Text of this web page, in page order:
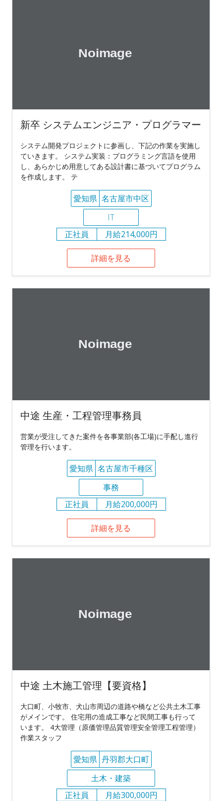
新卒 システムエンジニア・プログラマー
システム開発プロジェクトに参画し、下記の作業を実施し
ていきます。 システム実装：プログラミング言語を使用
し、あらかじめ用意してある設計書に基づいてプログラム
を作成します。 テ
愛知県 名古屋市中区
IT
正社員
月給214,000円
詳細を見る
中途 生産・工程管理事務員
営業が受注してきた案件を各事業部(各工場)に手配し進行
管理を行います。
愛知県 名古屋市千種区
事務
正社員
月給200,000円
詳細を見る
中途 土木施工管理【要資格】
大口町、小牧市、犬山市周辺の道路や橋など公共土木工事
がメインです。 住宅用の造成工事など民間工事も行って
います。 4大管理（原価管理品質管理安全管理工程管理）
作業スタッフ
愛知県 丹羽郡大口町
土木・建築
正社員
月給300,000円